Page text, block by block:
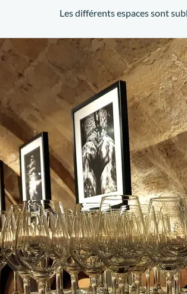
Les différents espaces sont